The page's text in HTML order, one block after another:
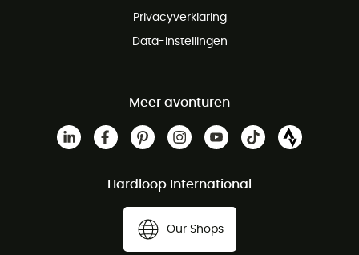
Privacyverklaring
Data-instellingen
Meer avonturen
Hardloop International
Our Shops